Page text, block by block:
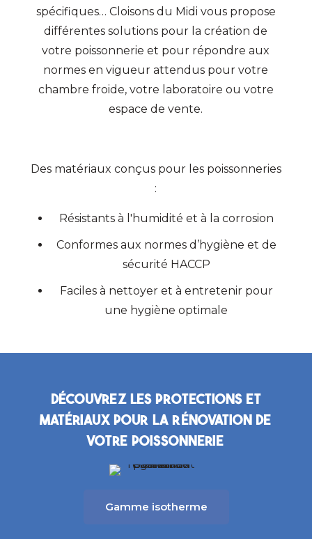
spécifiques… Cloisons du Midi vous propose
différentes solutions pour la création de
votre poissonnerie et pour répondre aux
normes en vigueur attendus pour votre
chambre froide, votre laboratoire ou votre
espace de vente.
Des matériaux conçus pour les poissonneries
:
Résistants à l'humidité et à la corrosion
Conformes aux normes d’hygiène et de
sécurité HACCP
Faciles à nettoyer et à entretenir pour
une hygiène optimale
Découvrez les protections et
matériaux pour la rénovation de
votre poissonnerie
Gamme isotherme